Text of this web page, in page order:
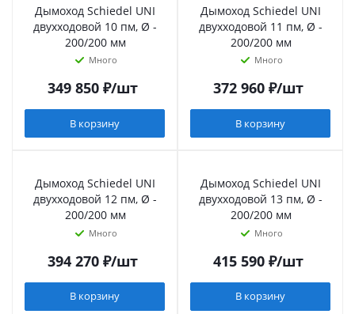
Дымоход Schiedel UNI
двухходовой 10 пм, Ø -
200/200 мм
Много
349 850₽/шт
В корзину
Дымоход Schiedel UNI
двухходовой 11 пм, Ø -
200/200 мм
Много
372 960₽/шт
В корзину
Дымоход Schiedel UNI
двухходовой 12 пм, Ø -
200/200 мм
Много
394 270₽/шт
В корзину
Дымоход Schiedel UNI
двухходовой 13 пм, Ø -
200/200 мм
Много
415 590₽/шт
В корзину